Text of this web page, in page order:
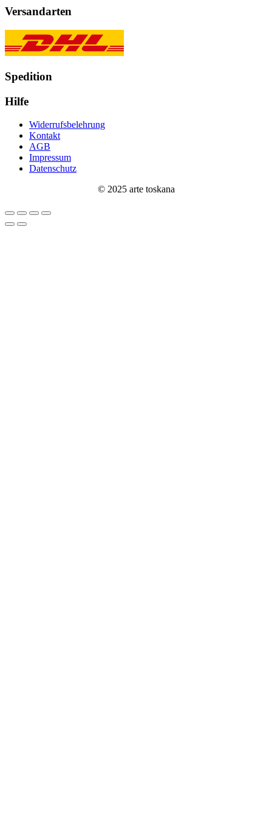
Versandarten
Spedition
Hilfe
Widerrufsbelehrung
Kontakt
AGB
Impressum
Datenschutz
© 2025 arte toskana